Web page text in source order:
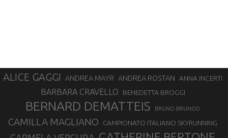
ALICE GAGGI ANDREA MAYR ANDREA ROSTAN ANNA INCERTI
BARBARA CRAVELLO BENEDETTA BROGGI
BERNARD DEMATTEIS BRUNO BRUNOD
CAMILLA MAGLIANO CAMPIONATO ITALIANO SKYRUNNING